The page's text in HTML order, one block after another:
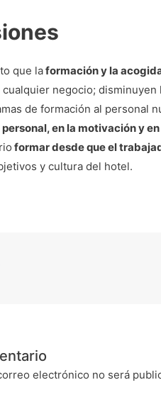
que laformación y la
negocio;
de formación al personal
en la motivación y
formar desde que el
y cultura del hotel.
electrónico no será